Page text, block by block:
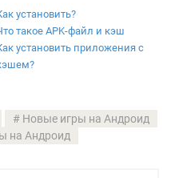
установить?
такое APK-файл и кэш
установить приложения с
Новые игры на Андроид
на Андроид